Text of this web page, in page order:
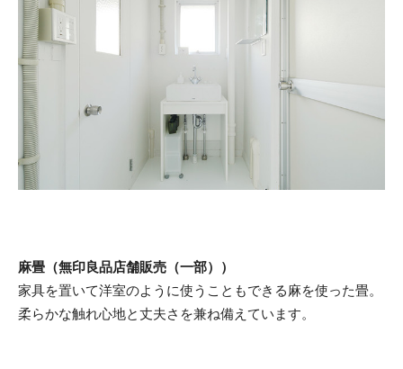
麻畳（無印良品店舗販売（一部））
家具を置いて洋室のように使うこともできる麻を使った畳。
柔らかな触れ心地と丈夫さを兼ね備えています。